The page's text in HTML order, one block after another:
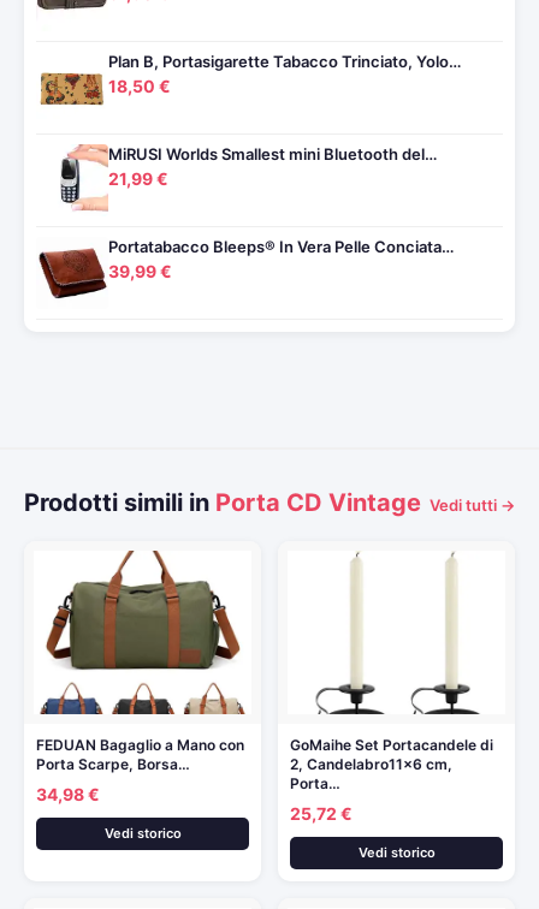
Plan B, Portasigarette Tabacco Trinciato, Yolo…
18,50 €
MiRUSI Worlds Smallest mini Bluetooth del…
21,99 €
Portatabacco Bleeps® In Vera Pelle Conciata…
39,99 €
Prodotti simili in Porta CD Vintage Vedi tutti →
FEDUAN Bagaglio a Mano con
Porta Scarpe, Borsa…
34,98 €
Vedi storico
GoMaihe Set Portacandele di
2, Candelabro11x6 cm,
Porta…
25,72 €
Vedi storico